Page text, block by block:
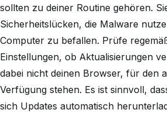
sollten zu deiner Routine gehören.
Sicherheitslücken, die Malware
Computer zu befallen. Prüfe
Einstellungen, ob Aktualisierungen
dabei nicht deinen Browser, für den
Verfügung stehen. Es ist sinnvoll,
sich Updates automatisch